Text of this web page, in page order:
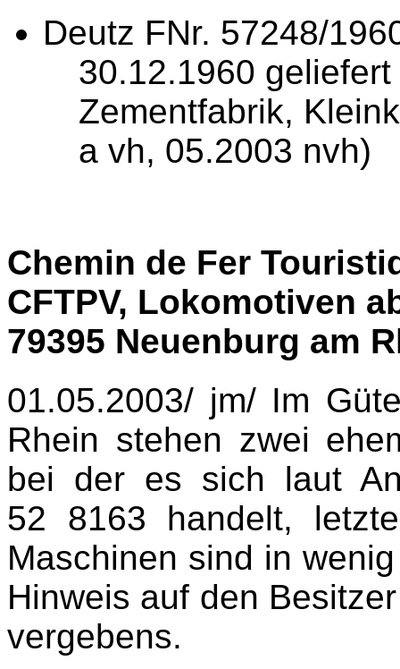
Deutz FNr. 57248/
30.12.1960
Zementfabrik,
a vh, 05.2003 nvh)
Chemin de Fer
CFTPV, Lokomotiven
79395 Neuenburg am
01.05.2003/ jm/ Im
Rhein stehen zwei
bei der es sich laut
52 8163 handelt,
Maschinen sind in
Hinweis auf den
vergebens.